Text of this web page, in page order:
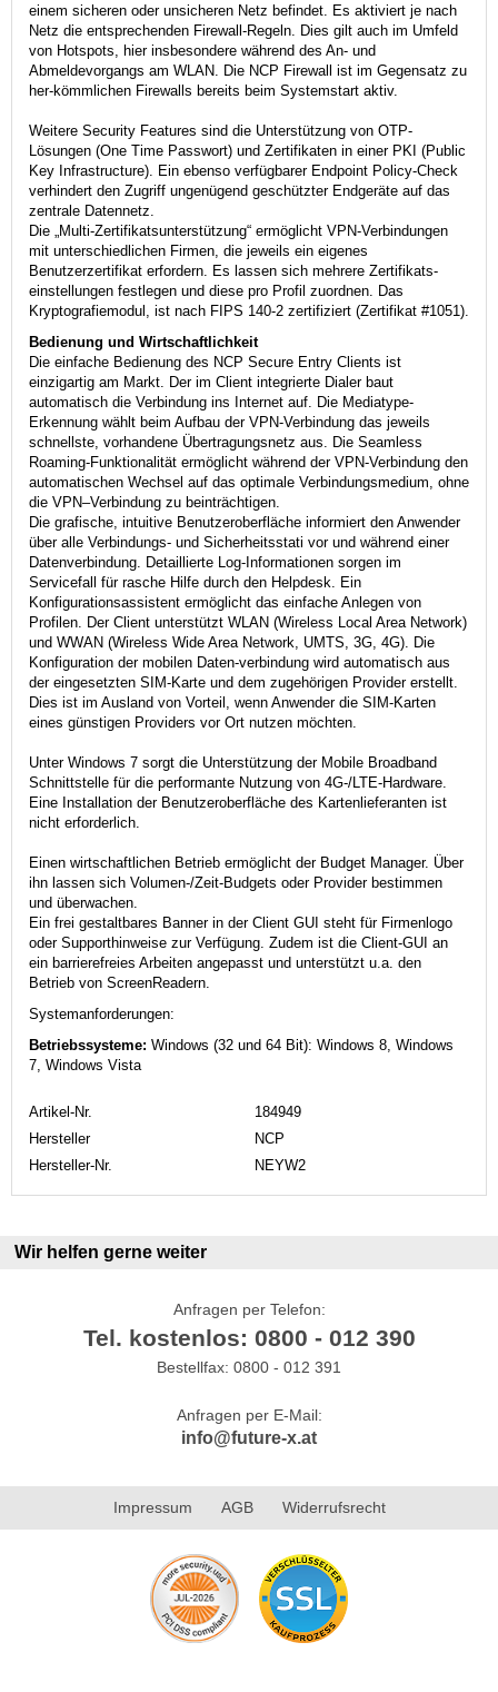
einem sicheren oder unsicheren Netz befindet. Es aktiviert je nach
Netz die entsprechenden Firewall-Regeln. Dies gilt auch im Umfeld
von Hotspots, hier insbesondere während des An- und
Abmeldevorgangs am WLAN. Die NCP Firewall ist im Gegensatz zu
her-kömmlichen Firewalls bereits beim Systemstart aktiv.
Weitere Security Features sind die Unterstützung von OTP-
Lösungen (One Time Passwort) und Zertifikaten in einer PKI (Public
Key Infrastructure). Ein ebenso verfügbarer Endpoint Policy-Check
verhindert den Zugriff ungenügend geschützter Endgeräte auf das
zentrale Datennetz.
Die „Multi-Zertifikatsunterstützung“ ermöglicht VPN-Verbindungen
mit unterschiedlichen Firmen, die jeweils ein eigenes
Benutzerzertifikat erfordern. Es lassen sich mehrere Zertifikats-
einstellungen festlegen und diese pro Profil zuordnen. Das
Kryptografiemodul, ist nach FIPS 140-2 zertifiziert (Zertifikat #1051).
Bedienung und Wirtschaftlichkeit
Die einfache Bedienung des NCP Secure Entry Clients ist
einzigartig am Markt. Der im Client integrierte Dialer baut
automatisch die Verbindung ins Internet auf. Die Mediatype-
Erkennung wählt beim Aufbau der VPN-Verbindung das jeweils
schnellste, vorhandene Übertragungsnetz aus. Die Seamless
Roaming-Funktionalität ermöglicht während der VPN-Verbindung den
automatischen Wechsel auf das optimale Verbindungsmedium, ohne
die VPN–Verbindung zu beinträchtigen.
Die grafische, intuitive Benutzeroberfläche informiert den Anwender
über alle Verbindungs- und Sicherheitsstati vor und während einer
Datenverbindung. Detaillierte Log-Informationen sorgen im
Servicefall für rasche Hilfe durch den Helpdesk. Ein
Konfigurationsassistent ermöglicht das einfache Anlegen von
Profilen. Der Client unterstützt WLAN (Wireless Local Area Network)
und WWAN (Wireless Wide Area Network, UMTS, 3G, 4G). Die
Konfiguration der mobilen Daten-verbindung wird automatisch aus
der eingesetzten SIM-Karte und dem zugehörigen Provider erstellt.
Dies ist im Ausland von Vorteil, wenn Anwender die SIM-Karten
eines günstigen Providers vor Ort nutzen möchten.
Unter Windows 7 sorgt die Unterstützung der Mobile Broadband
Schnittstelle für die performante Nutzung von 4G-/LTE-Hardware.
Eine Installation der Benutzeroberfläche des Kartenlieferanten ist
nicht erforderlich.
Einen wirtschaftlichen Betrieb ermöglicht der Budget Manager. Über
ihn lassen sich Volumen-/Zeit-Budgets oder Provider bestimmen
und überwachen.
Ein frei gestaltbares Banner in der Client GUI steht für Firmenlogo
oder Supporthinweise zur Verfügung. Zudem ist die Client-GUI an
ein barrierefreies Arbeiten angepasst und unterstützt u.a. den
Betrieb von ScreenReadern.
Systemanforderungen:
Betriebssysteme: Windows (32 und 64 Bit): Windows 8, Windows
7, Windows Vista
Artikel-Nr.
184949
Hersteller
NCP
Hersteller-Nr.
NEYW2
Wir helfen gerne weiter
Anfragen per Telefon:
Tel. kostenlos: 0800 - 012 390
Bestellfax: 0800 - 012 391
Anfragen per E-Mail:
info@future-x.at
Impressum AGB Widerrufsrecht